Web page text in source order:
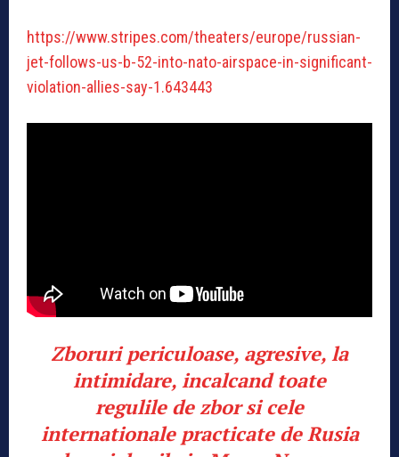
https://www.stripes.com/theaters/europe/russian-
jet-follows-us-b-52-into-nato-airspace-in-significant-
violation-allies-say-1.643443
Zboruri periculoase, agresive, la
intimidare, incalcand toate
regulile de zbor si cele
internationale practicate de Rusia